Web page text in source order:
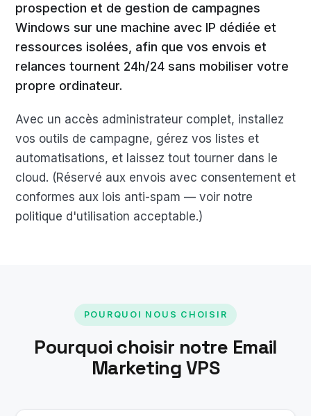
prospection et de gestion de campagnes
Windows sur une machine avec IP dédiée et
ressources isolées, afin que vos envois et
relances tournent 24h/24 sans mobiliser votre
propre ordinateur.
Avec un accès administrateur complet, installez
vos outils de campagne, gérez vos listes et
automatisations, et laissez tout tourner dans le
cloud. (Réservé aux envois avec consentement et
conformes aux lois anti-spam — voir notre
politique d'utilisation acceptable.)
POURQUOI NOUS CHOISIR
Pourquoi choisir notre Email
Marketing VPS